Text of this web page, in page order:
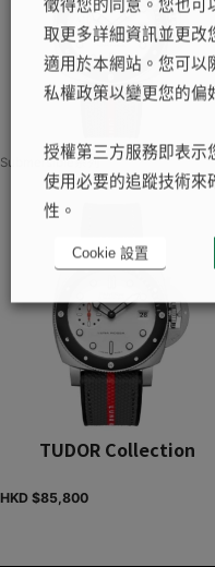
Submersible系列
TUDOR Collection
HKD $85,800
徵得您的同意。您也可
取更多詳細資訊並更改
適用於本網站。您可以
私權政策以變更您的偏
授權第三方服務即表示
使用必要的追蹤技術來
性。
Cookie 設置